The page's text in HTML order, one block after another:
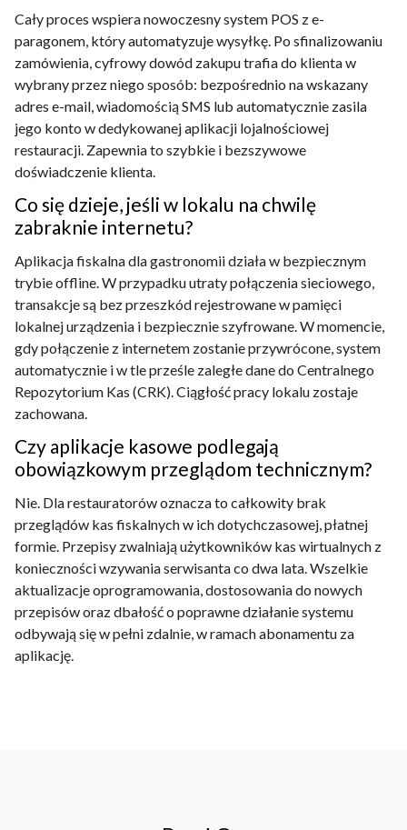
Cały proces wspiera nowoczesny system POS z e-
paragonem, który automatyzuje wysyłkę. Po sfinalizowaniu
zamówienia, cyfrowy dowód zakupu trafia do klienta w
wybrany przez niego sposób: bezpośrednio na wskazany
adres e-mail, wiadomością SMS lub automatycznie zasila
jego konto w dedykowanej aplikacji lojalnościowej
restauracji. Zapewnia to szybkie i bezszywowe
doświadczenie klienta.
Co się dzieje, jeśli w lokalu na chwilę
zabraknie internetu?
Aplikacja fiskalna dla gastronomii działa w bezpiecznym
trybie offline. W przypadku utraty połączenia sieciowego,
transakcje są bez przeszkód rejestrowane w pamięci
lokalnej urządzenia i bezpiecznie szyfrowane. W momencie,
gdy połączenie z internetem zostanie przywrócone, system
automatycznie i w tle prześle zaległe dane do Centralnego
Repozytorium Kas (CRK). Ciągłość pracy lokalu zostaje
zachowana.
Czy aplikacje kasowe podlegają
obowiązkowym przeglądom technicznym?
Nie. Dla restauratorów oznacza to całkowity brak
przeglądów kas fiskalnych w ich dotychczasowej, płatnej
formie. Przepisy zwalniają użytkowników kas wirtualnych z
konieczności wzywania serwisanta co dwa lata. Wszelkie
aktualizacje oprogramowania, dostosowania do nowych
przepisów oraz dbałość o poprawne działanie systemu
odbywają się w pełni zdalnie, w ramach abonamentu za
aplikację.